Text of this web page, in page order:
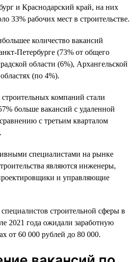
и Краснодарский край, на них
33% рабочих мест в строительстве.
количество вакансий
Петербурге (73% от общего
области (6%), Архангельской
(по 4%).
строительных компаний стали
больше вакансий с удаленной
с третьим кварталом
специалистами на рынке
являются инженеры,
и управляющие
строительной сферы в
2021 года ожидали заработную
от 60 000 рублей до 80 000.